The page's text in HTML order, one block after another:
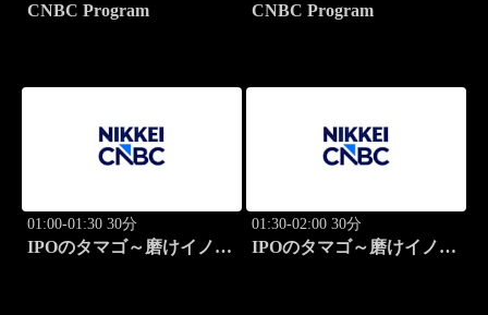
CNBC Program CNBC Program
01:00-01:30 30分
IPOのタマゴ～磨けイノベ
01:30-02:00 30分
IPOのタマゴ～磨けイノベ